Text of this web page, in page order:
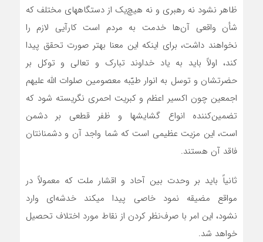
ظاهر نشود نه رهبری و نه هیچ‌یک از دستگاههای مختلف که
شأن واقعی آن‌ها خدمت به مردم است کارآیی لازم را
نخواهند داشت، برای اینکه این معنا بهتر صورت تحقق پیدا
کند، اولاً باید به یاد خداوند تبارک و تعالی و توکل بر
حضرتشان و توسل به انوار طیّبه معصومین صلوات اللّه ‌علیهم‌
اجمعین چون اکسیر اعظم و کبریت احمری نگریسته شود که
تضمین‌کننده انواع گشایشها و ظفر قطعی بر دشمن
است، این مزیت عظیمی است که شما واجد آن و دشمنانتان
فاقد آن هستند.
ثانیاً باید بر وحدت بین آحاد و اقشار ملت که معمولاً در
مواقع مضیقه نمود خاصی پیدا میکند خدشه‌ای وارد
نشود، این امر با صرف‌نظر کردن از نقاط مورد اختلاف تحصیل
خواهد شد.